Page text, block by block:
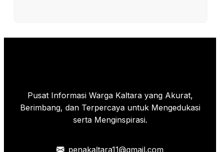
Pusat Informasi Warga Kaltara yang Akurat,
Berimbang, dan Terpercaya untuk Mengedukasi
serta Menginspirasi.
penakaltara11@gmail.com